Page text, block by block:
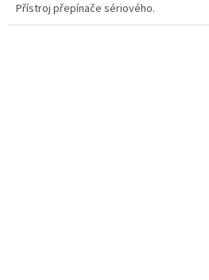
Přístroj přepínače sériového.